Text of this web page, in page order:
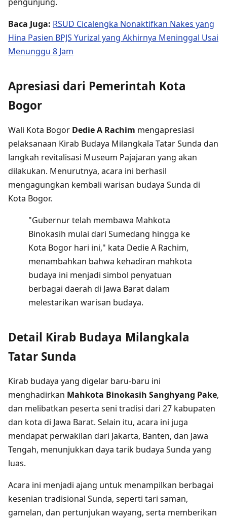
Baca Juga: RSUD Cicalengka Nonaktifkan Nakes yang
Hina Pasien BPJS Yurizal yang Akhirnya Meninggal Usai
Menunggu 8 Jam
Apresiasi dari Pemerintah Kota
Bogor
Wali Kota Bogor Dedie A Rachim mengapresiasi
pelaksanaan Kirab Budaya Milangkala Tatar Sunda dan
langkah revitalisasi Museum Pajajaran yang akan
dilakukan. Menurutnya, acara ini berhasil
mengagungkan kembali warisan budaya Sunda di
Kota Bogor.
"Gubernur telah membawa Mahkota
Binokasih mulai dari Sumedang hingga ke
Kota Bogor hari ini," kata Dedie A Rachim,
menambahkan bahwa kehadiran mahkota
budaya ini menjadi simbol penyatuan
berbagai daerah di Jawa Barat dalam
melestarikan warisan budaya.
Detail Kirab Budaya Milangkala
Tatar Sunda
Kirab budaya yang digelar baru-baru ini
menghadirkan Mahkota Binokasih Sanghyang Pake,
dan melibatkan peserta seni tradisi dari 27 kabupaten
dan kota di Jawa Barat. Selain itu, acara ini juga
mendapat perwakilan dari Jakarta, Banten, dan Jawa
Tengah, menunjukkan daya tarik budaya Sunda yang
luas.
Acara ini menjadi ajang untuk menampilkan berbagai
kesenian tradisional Sunda, seperti tari saman,
gamelan, dan pertunjukan wayang, serta memberikan